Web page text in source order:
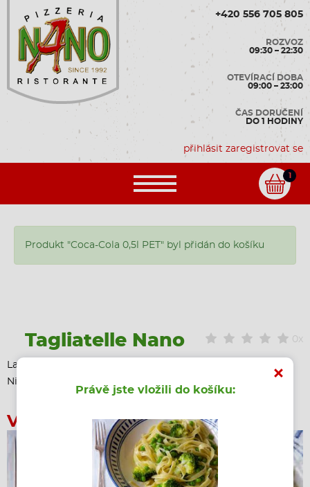
+420 556 705 805
ROZVOZ
09:30 – 22:30
OTEVÍRACÍ DOBA
09:00 – 23:00
ČAS DORUČENÍ
DO 1 HODINY
přihlásit zaregistrovat se
1
Produkt "Coca-Cola 0,5l PET" byl přidán do košíku
0x
Tagliatelle Nano
Lahodná kombinace těstovin, brokolice a omáčky ze sýrů
Niva a Mascarpone
Vaše objednávka
Právě jste vložili do košíku: